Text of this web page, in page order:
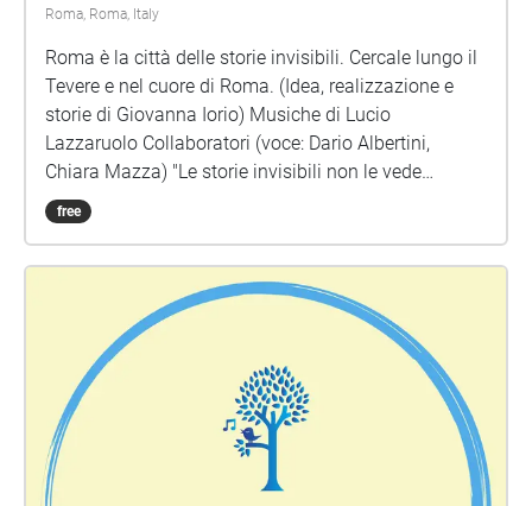
Roma, Roma, Italy
Roma è la città delle storie invisibili. Cercale lungo il
Tevere e nel cuore di Roma. (Idea, realizzazione e
storie di Giovanna Iorio) Musiche di Lucio
Lazzaruolo Collaboratori (voce: Dario Albertini,
Chiara Mazza) "Le storie invisibili non le vede
nessuno. Se provi a scriverle spariscono dalla
pagina. Se provi a disegnarle diventano solo colore.
racconterò ci sono, esistono, da qualche parte. Sono
come le ragnatele che all’improvviso la luce rende
visibili tra i rami di un bosco. E sono trame leggere.
Ogni parola deve essere scelta con cura, altrimenti le
storie invisibili volano via, diventano farfalle
variopinte e se ne vanno sul primo fiore che passa.
Sul cappotto di uno sconosciuto. Fra le trecce di una
bambina che ride… Tutti i giorni, ma non lo dite a
free